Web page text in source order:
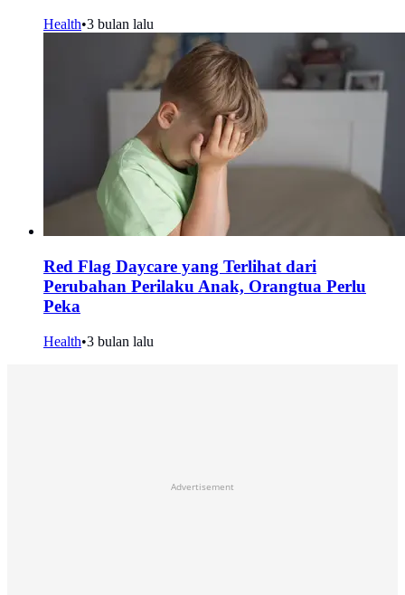
Health•3 bulan lalu
Red Flag Daycare yang Terlihat dari
Perubahan Perilaku Anak, Orangtua Perlu
Peka
Health•3 bulan lalu
Advertisement